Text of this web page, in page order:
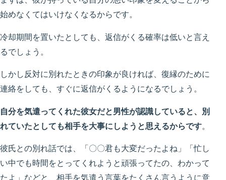
始めなくてはいけなくなるからです。
冷却期間を置いたとしても、返信がくる確率は低いと言え
るでしょう。
しかし反対に別れたときの印象が良ければ、復縁のために
連絡をしても、すぐに返信がくるようになるでしょう。
自分を気遣ってくれた彼女だと男性が認識していると、別
れていたとしても相手を大事にしようと思えるからです。
彼氏との別れ話では、「〇〇君も大変だったよね」「忙し
い中でも時間をとってくれようと頑張ってたの、わかって
たよ」などと、相手を気遣う言葉をたくさん言うように意